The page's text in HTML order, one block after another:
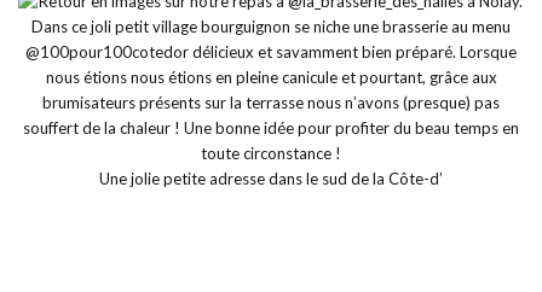
Une jolie petite adresse dans le sud de la Côte-d’